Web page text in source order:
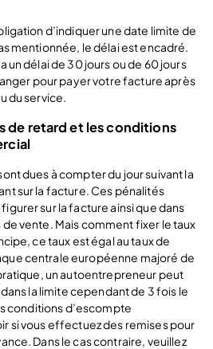
d’indiquer une date limite de
mentionnée, le délai est encadré.
un délai de 30 jours ou de 60 jours
pour payer votre facture après
du service.
de retard et les conditions
dues à compter du jour suivant la
sur la facture. Ces pénalités
sur la facture ainsi que dans
vente. Mais comment fixer le taux
ce taux est égal au taux de
centrale européenne majoré de
un autoentrepreneur peut
la limite cependant de 3 fois le
conditions d’escompte
si vous effectuez des remises pour
Dans le cas contraire, veuillez